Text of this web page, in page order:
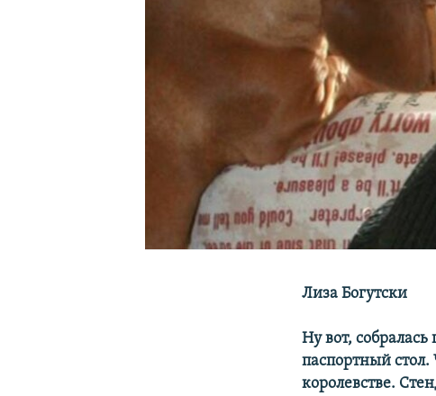
Лиза Богутски
Ну вот,
паспортный
королевстве.